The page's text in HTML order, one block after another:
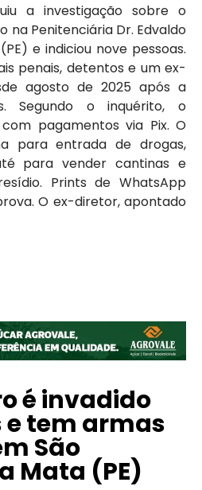
a investigação sobre o
na Penitenciária Dr. Edvaldo
e indiciou nove pessoas.
penais, detentos e um ex-
agosto de 2025 após a
Segundo o inquérito, o
pagamentos via Pix. O
para entrada de drogas,
para vender cantinas e
Prints de WhatsApp
O ex-diretor, apontado
é invadido
e tem armas
São
Mata (PE)